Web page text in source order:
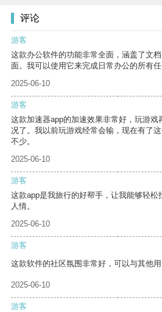
评论
游客
这款办公软件的功能非常全面，涵盖了文
面。我可以使用它来完成日常办公的所有任
2025-06-10
游客
这款加速器app的加速效果非常好，玩游
况了。我以前玩游戏经常会输，现在有了
不少。
2025-06-10
游客
这款app是我旅行的好帮手，让我能够轻
人情。
2025-06-10
游客
这款软件的社区氛围非常好，可以与其他用
2025-06-10
游客